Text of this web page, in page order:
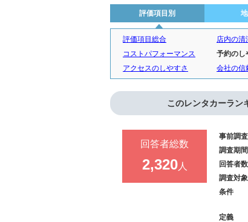
評価項目別
評価項目総合 店内の清
コストパフォーマンス
予約のし
アクセスのしやすさ
会社の信
このレンタカーラン
回答者総数
2,320人
事前調査
調査期間
回答者数
調査対
条件
定義